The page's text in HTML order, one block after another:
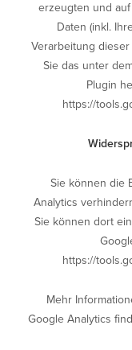
erzeugten und
Daten (inkl.
Verarbeitung
Sie das unter
Plugin
https://
Sie können die
Analytics
Sie können dort
https://
Mehr
Google Analytics